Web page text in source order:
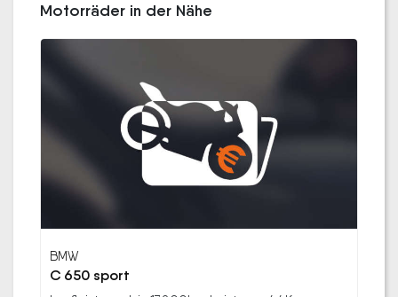
Motorräder in der Nähe
BMW
C 650 sport